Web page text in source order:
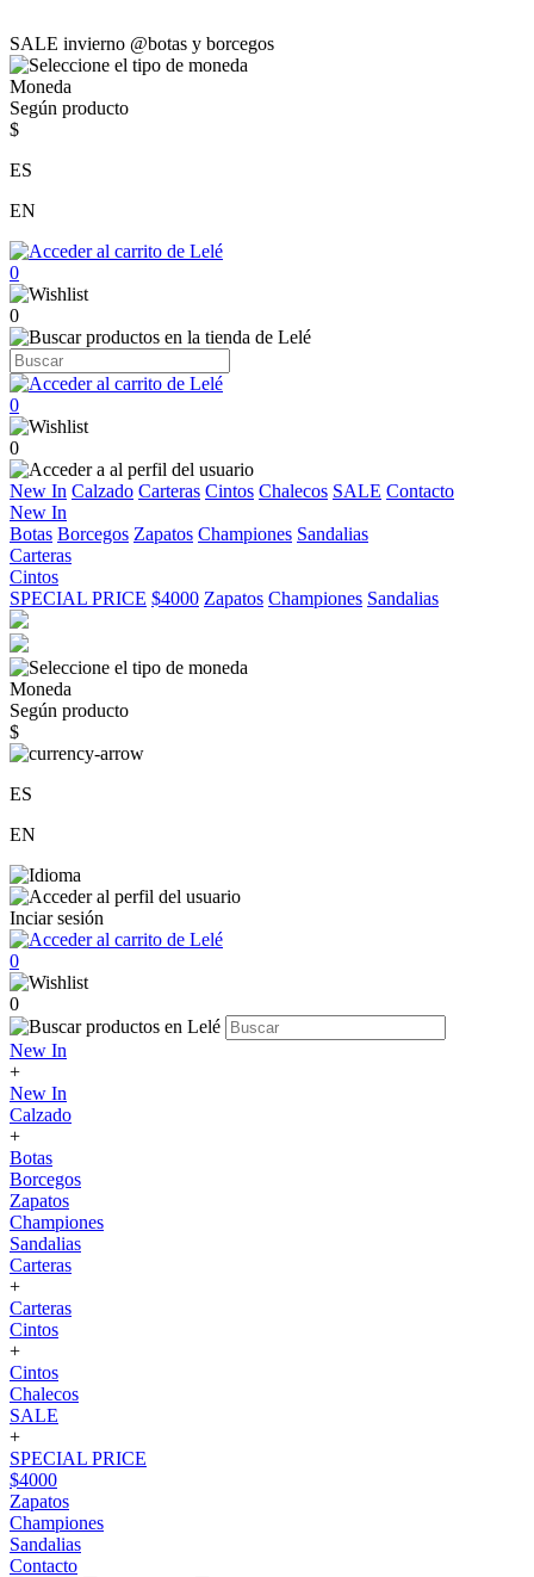
SALE invierno @botas y borcegos
Moneda
Según producto
$
ES
EN
0
0
0
0
New In Calzado Carteras Cintos Chalecos SALE Contacto
New In
Botas Borcegos Zapatos Championes Sandalias
Carteras
Cintos
SPECIAL PRICE $4000 Zapatos Championes Sandalias
Moneda
Según producto
$
ES
EN
Inciar sesión
0
0
New In
+
New In
Calzado
+
Botas
Borcegos
Zapatos
Championes
Sandalias
Carteras
+
Carteras
Cintos
+
Cintos
Chalecos
SALE
+
SPECIAL PRICE
$4000
Zapatos
Championes
Sandalias
Contacto